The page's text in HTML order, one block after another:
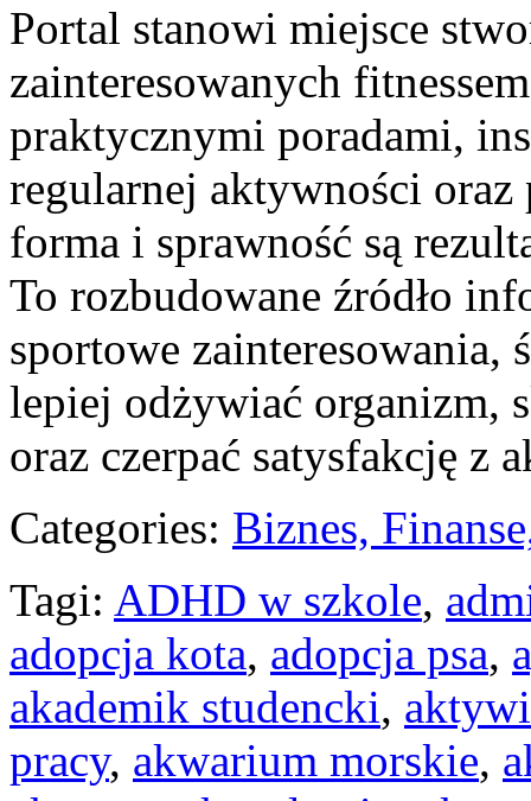
Portal stanowi miejsce
zainteresowanych
praktycznymi poradami,
regularnej aktywności
forma i sprawność są
To rozbudowane źródło
sportowe
lepiej odżywiać organizm,
oraz czerpać satysfakcję z
Categories: Biznes,
Tagi: ADHD w szkole,
adopcja kota, adopcja psa,
akademik studencki,
pracy, akwarium morskie,